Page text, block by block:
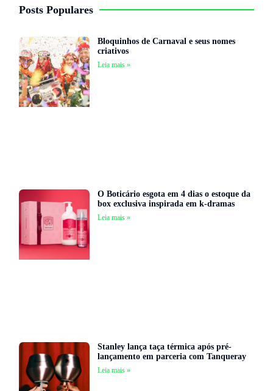
Posts Populares
Bloquinhos de Carnaval e seus nomes
criativos
Leia mais »
O Boticário esgota em 4 dias o estoque da
box exclusiva inspirada em k-dramas
Leia mais »
Stanley lança taça térmica após pré-
lançamento em parceria com Tanqueray
Leia mais »